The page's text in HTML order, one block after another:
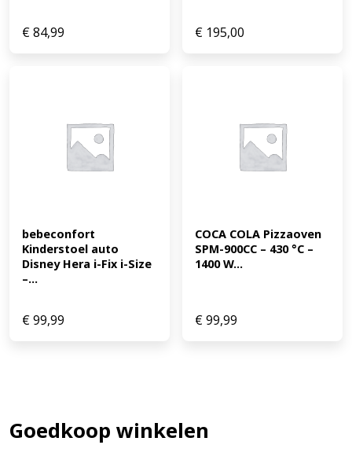
€84,99 € 195,00
bebeconfort
Kinderstoel auto
Disney Hera i-Fix i-Size
–...
€99,99
COCA COLA Pizzaoven
SPM-900CC – 430 °C –
1400 W...
€99,99
Goedkoop winkelen